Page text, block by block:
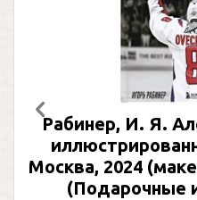
Рабинер, И. Я.
Москва, 2024
(Подарочные
Предыдущий